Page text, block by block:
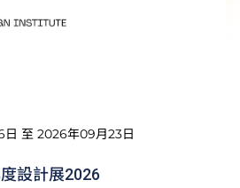
至 2026年09月23日
設計展2026